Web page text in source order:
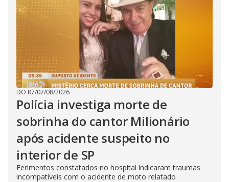
DO R7/07/08/2026
Polícia investiga morte de
sobrinha do cantor Milionário
após acidente suspeito no
interior de SP
Ferimentos constatados no hospital indicaram traumas
incompatíveis com o acidente de moto relatado